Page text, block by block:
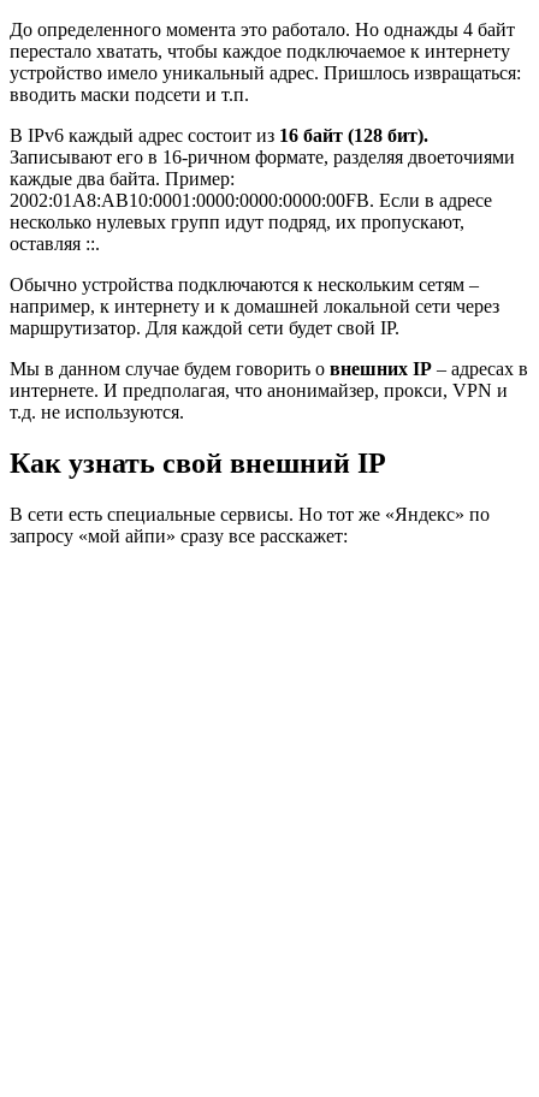
До определенного момента это работало. Но однажды 4 байт
перестало хватать, чтобы каждое подключаемое к интернету
устройство имело уникальный адрес. Пришлось извращаться:
вводить маски подсети и т.п.
В IPv6 каждый адрес состоит из 16 байт (128 бит).
Записывают его в 16-ричном формате, разделяя двоеточиями
каждые два байта. Пример:
2002:01А8:AВ10:0001:0000:0000:0000:00FB. Если в адресе
несколько нулевых групп идут подряд, их пропускают,
оставляя ::.
Обычно устройства подключаются к нескольким сетям –
например, к интернету и к домашней локальной сети через
маршрутизатор. Для каждой сети будет свой IP.
Мы в данном случае будем говорить о внешних IP – адресах в
интернете. И предполагая, что анонимайзер, прокси, VPN и
т.д. не используются.
Как узнать свой внешний IP
В сети есть специальные сервисы. Но тот же «Яндекс» по
запросу «мой айпи» сразу все расскажет: